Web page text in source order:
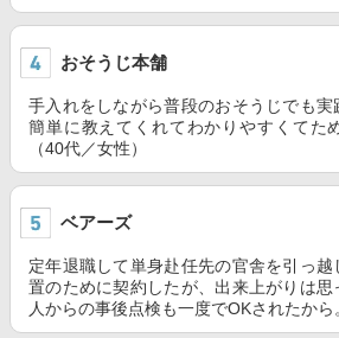
おそうじ本舗
手入れをしながら普段のおそうじでも
簡単に教えてくれてわかりやすくてた
（40代／女性）
ベアーズ
定年退職して単身赴任先の官舎を引っ
置のために契約したが、出来上がりは
人からの事後点検も一度でOKされたから